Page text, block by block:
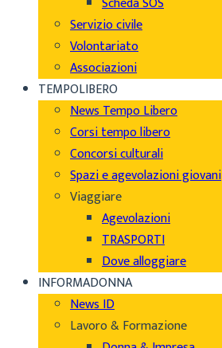
Servizio civile
Volontariato
Associazioni
TEMPOLIBERO
News Tempo Libero
Corsi tempo libero
Concorsi culturali
Spazi e agevolazioni giovani
Viaggiare
Agevolazioni
TRASPORTI
Dove alloggiare
INFORMADONNA
News ID
Lavoro & Formazione